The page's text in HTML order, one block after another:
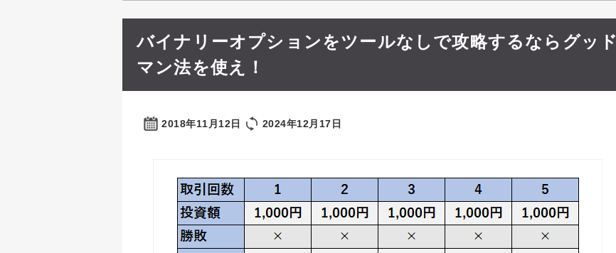
バイナリーオプションをツールなしで攻略するならグッド
マン法を使え！
2018年11月12日 2024年12月17日